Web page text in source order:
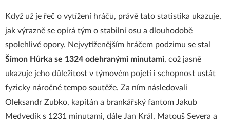
Když už je řeč o vytížení hráčů, právě tato statistika ukazuje,
jak výrazně se opírá tým o stabilní osu a dlouhodobě
spolehlivé opory. Nejvytíženějším hráčem podzimu se stal
Šimon Hůrka se 1324 odehranými minutami, což jasně
ukazuje jeho důležitost v týmovém pojetí i schopnost ustát
fyzicky náročné tempo soutěže. Za ním následovali
Oleksandr Zubko, kapitán a brankářský fantom Jakub
Medvedík s 1231 minutami, dále Jan Král, Matouš Severa a